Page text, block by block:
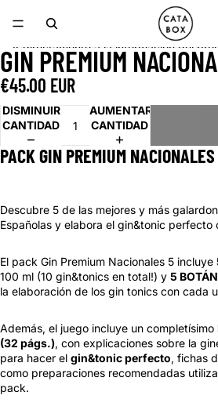
Ir directamente a la información del
ABRIR
IMAGEN
A
COMPLETA
ABRIR
IMAGEN
A
COMPLETA
ABRIR
IMAGEN
A
COMPLETA
GIN PREMIUM
€45.00 EUR
DISMINUIR
CANTIDAD
AUMENTAR
CANTIDAD
PACK GIN PREMIUM
Descubre 5 de las mejores y más
Españolas y elabora el gin&tonic perfecto
El pack Gin Premium Nacionales 5 incluye
100 ml (10 gin&tonics en total!) y 5
la elaboración de los gin tonics con cada
Además, el juego incluye un completísimo
(32 págs.), con explicaciones sobre la
para hacer el gin&tonic perfecto, fichas
como preparaciones recomendadas
pack.